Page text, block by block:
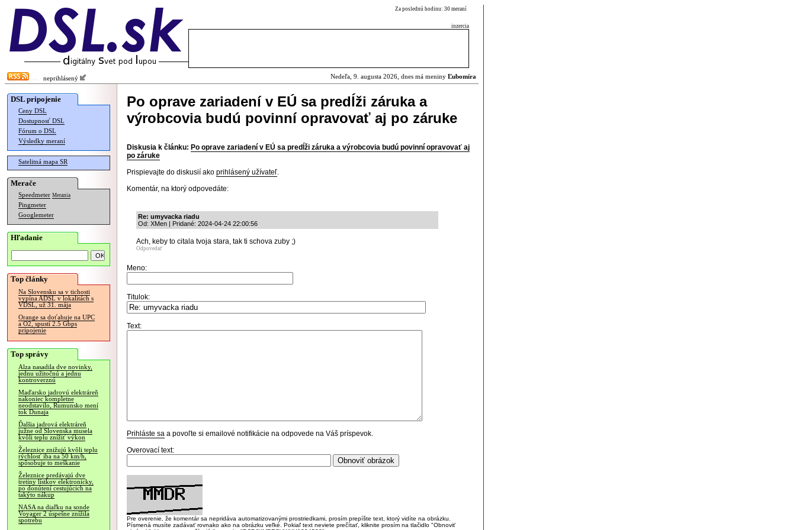
Za poslednú hodinu: 30 meraní
inzercia
neprihlásený Nedeľa, 9. augusta 2026, dnes má meniny Ľubomíra
DSL pripojenie
Ceny DSL
Dostupnosť DSL
Fórum o DSL
Výsledky meraní
Satelitná mapa SR
Merače
Speedmeter Merania
Pingmeter
Googlemeter
Hľadanie
Top články
Na Slovensku sa v tichosti
vypína ADSL v lokalitách s
VDSL, už 31. mája
Orange sa doťahuje na UPC
a O2, spustí 2.5 Gbps
pripojenie
Top správy
Alza nasadila dve novinky,
jednu užitočnú a jednu
kontroverznú
Maďarsko jadrovú elektráreň
nakoniec kompletne
neodstavilo, Rumunsko mení
tok Dunaja
Ďalšia jadrová elektráreň
južne od Slovenska musela
kvôli teplu znížiť výkon
Železnice znižujú kvôli teplu
rýchlosť iba na 50 km/h,
spôsobuje to meškanie
Železnice predávajú dve
tretiny lístkov elektronicky,
po donútení cestujúcich na
takýto nákup
NASA na diaľku na sonde
Voyager 2 úspešne znížila
spotrebu
Po oprave zariadení v EÚ sa predĺži záruka a
výrobcovia budú povinní opravovať aj po záruke
Diskusia k článku: Po oprave zariadení v EÚ sa predĺži záruka a výrobcovia budú povinní opravovať aj
po záruke
Prispievajte do diskusií ako prihlásený užívateľ.
Komentár, na ktorý odpovedáte:
Re: umyvacka riadu
Od: XMen | Pridané: 2024-04-24 22:00:56
Ach, keby to citala tvoja stara, tak ti schova zuby ;)
Odpovedať
Meno:
Titulok:
Text:
Prihláste sa a povoľte si emailové notifikácie na odpovede na Váš príspevok.
Overovací text:
Pre overenie, že komentár sa nepridáva automatizovanými prostriedkami, prosím prepíšte text, ktorý vidíte na obrázku.
Písmená musíte zadávať rovnako ako na obrázku veľké. Pokiaľ text neviete prečítať, kliknite prosím na tlačidlo "Obnoviť